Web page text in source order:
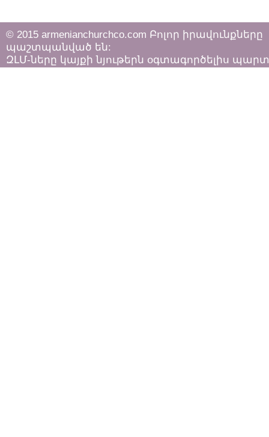
© 2015 armenianchurchco.com Բոլոր իրավունքները
պաշտպանված են:
ԶԼՄ-ները կայքի նյութերն օգտագործելիս